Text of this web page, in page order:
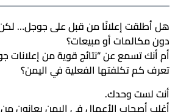
هل أطلقت إعلانًا من قبل على جوجل… لكن
دون مكالمات أو مبيعات؟
أم أنك تسمع عن “نتائج قوية من إعلانات
تعرف كم تكلفتها الفعلية في اليمن؟
أنت لست وحدك.
أغلب أصحاب الأعمال في اليمن يعانون